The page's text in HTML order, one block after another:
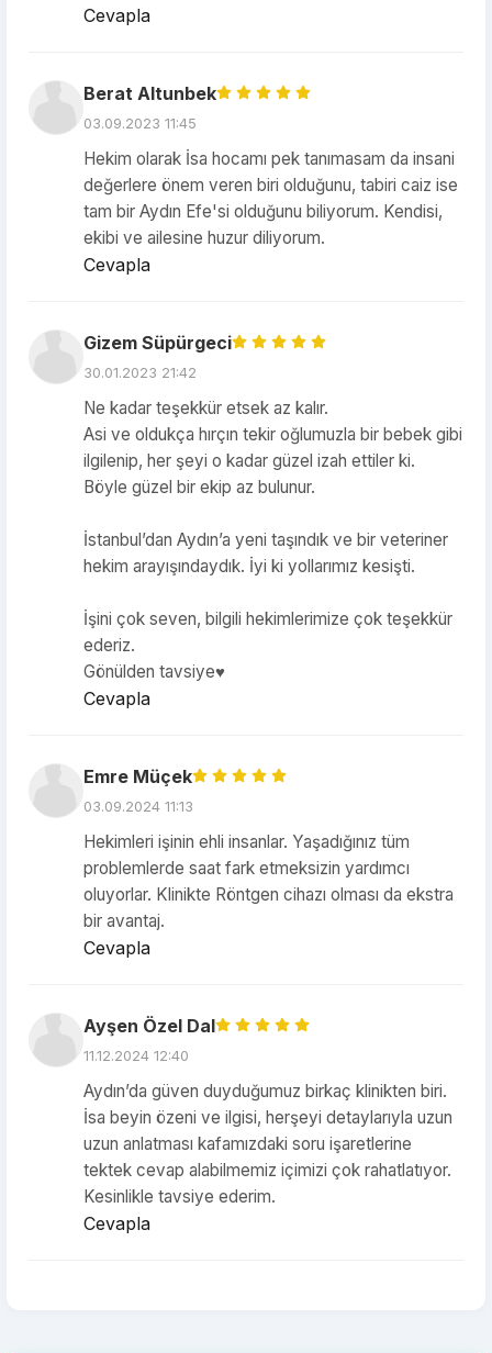
Cevapla
Berat Altunbek
03.09.2023 11:45
Hekim olarak İsa hocamı pek tanımasam da insani
değerlere önem veren biri olduğunu, tabiri caiz ise
tam bir Aydın Efe'si olduğunu biliyorum. Kendisi,
ekibi ve ailesine huzur diliyorum.
Cevapla
Gizem Süpürgeci
30.01.2023 21:42
Ne kadar teşekkür etsek az kalır.
Asi ve oldukça hırçın tekir oğlumuzla bir bebek gibi
ilgilenip, her şeyi o kadar güzel izah ettiler ki.
Böyle güzel bir ekip az bulunur.
İstanbul’dan Aydın’a yeni taşındık ve bir veteriner
hekim arayışındaydık. İyi ki yollarımız kesişti.
İşini çok seven, bilgili hekimlerimize çok teşekkür
ederiz.
Gönülden tavsiye♥️
Cevapla
Emre Müçek
03.09.2024 11:13
Hekimleri işinin ehli insanlar. Yaşadığınız tüm
problemlerde saat fark etmeksizin yardımcı
oluyorlar. Klinikte Röntgen cihazı olması da ekstra
bir avantaj.
Cevapla
Ayşen Özel Dal
11.12.2024 12:40
Aydın’da güven duyduğumuz birkaç klinikten biri.
İsa beyin özeni ve ilgisi, herşeyi detaylarıyla uzun
uzun anlatması kafamızdaki soru işaretlerine
tektek cevap alabilmemiz içimizi çok rahatlatıyor.
Kesinlikle tavsiye ederim.
Cevapla